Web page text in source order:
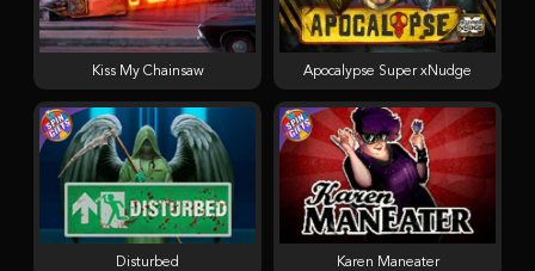
Apocalypse Super xNudge
Kiss My Chainsaw
Disturbed Karen Maneater